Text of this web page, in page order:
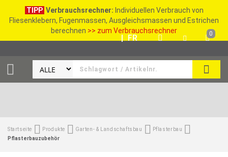
TIPP Verbrauchsrechner: Individuellen Verbrauch von
Fliesenklebern, Fugenmassen, Ausgleichsmassen und Estrichen
berechnen >> zum Verbrauchsrechner
SUCHE
| FR 0
Startseite Produkte Garten- & Landschaftsbau
Pflasterbau
Pflasterbauzubehör